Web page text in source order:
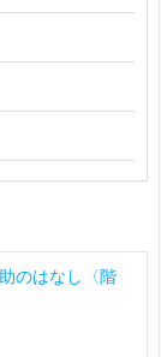
のはなし〈階